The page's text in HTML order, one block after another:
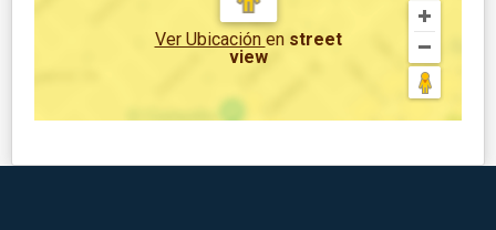
Ver Ubicación en street
view